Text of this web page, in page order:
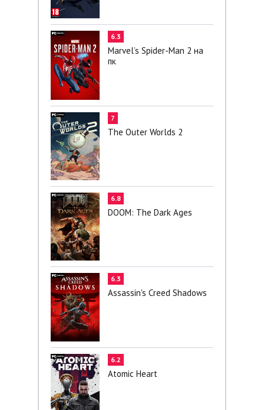
6.3
Marvel’s Spider-Man 2 на
пк
7
The Outer Worlds 2
6.8
DOOM: The Dark Ages
6.3
Assassin's Creed Shadows
6.2
Atomic Heart